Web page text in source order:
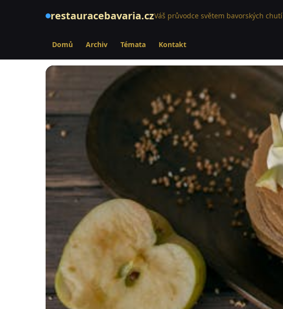
restauracebavaria.czVáš průvodce světem bavorských chutí
Domů Archiv Témata Kontakt